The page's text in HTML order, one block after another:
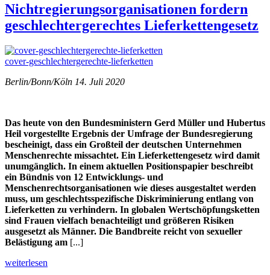
Nichtregierungsorganisationen fordern
geschlechtergerechtes Lieferkettengesetz
cover-geschlechtergerechte-lieferketten
Berlin/Bonn/Köln 14. Juli 2020
Das heute von den Bundesministern Gerd Müller und Hubertus
Heil vorgestellte Ergebnis der Umfrage der Bundesregierung
bescheinigt, dass ein Großteil der deutschen Unternehmen
Menschenrechte missachtet. Ein Lieferkettengesetz wird damit
unumgänglich. In einem aktuellen Positionspapier beschreibt
ein Bündnis von 12 Entwicklungs- und
Menschenrechtsorganisationen wie dieses ausgestaltet werden
muss, um geschlechtsspezifische Diskriminierung entlang von
Lieferketten zu verhindern. In globalen Wertschöpfungsketten
sind Frauen vielfach benachteiligt und größeren Risiken
ausgesetzt als Männer. Die Bandbreite reicht von sexueller
Belästigung am [...]
weiterlesen